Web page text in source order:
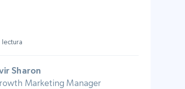
lectura
Sharon
Marketing Manager